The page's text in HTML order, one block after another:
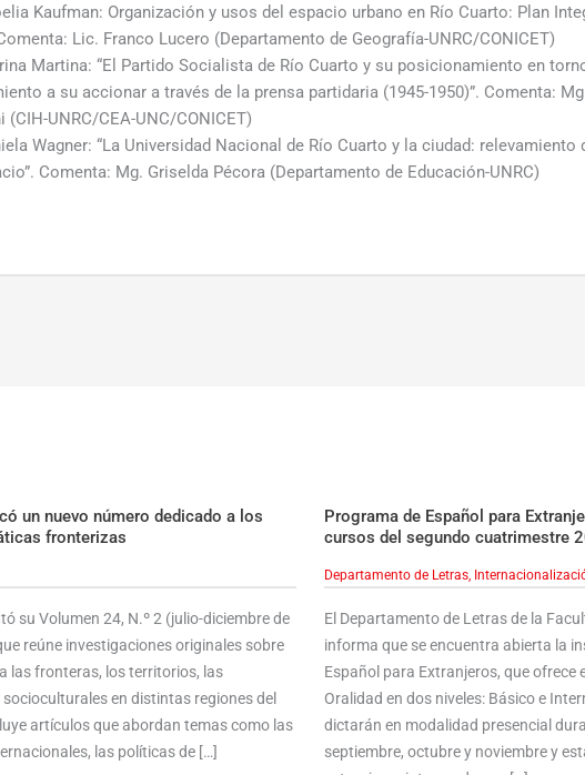
Kaufman: Organización y usos del espacio urbano en Río Cuarto: Plan
Lic. Franco Lucero (Departamento de Geografía-UNRC/CONICET)
Martina: “El Partido Socialista de Río Cuarto y su posicionamiento en
a su accionar a través de la prensa parti­daria (1945-1950)”. Comenta:
(CIH-UNRC/CEA-UNC/CONICET)
Wagner: “La Universidad Nacional de Río Cuarto y la ciudad:
Comenta: Mg. Griselda Pécora (Departamento de Educación-UNRC)
un nuevo número dedicado a los
fronterizas
su Volumen 24, N.º 2 (julio-diciembre de
reúne investigaciones originales sobre
las fronteras, los territorios, las
en distintas regiones del
artículos que abordan temas como las
las políticas de […]
Programa de Español para
cursos del segundo cuatrimestre
Departamento de Letras,
El Departamento de Letras de la
informa que se encuentra abierta la
Español para Extranjeros, que ofrece
Oralidad en dos niveles: Básico e
dictarán en modalidad presencial
septiembre, octubre y noviembre y